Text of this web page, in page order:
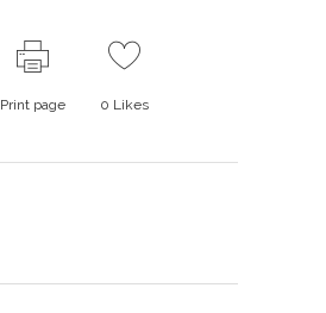
Print page 0 Likes